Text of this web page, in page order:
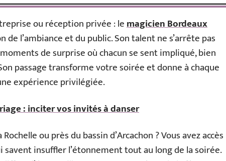
ou réception privée : lemagicien Bordeaux
l’ambiance et du public. Son talent ne s’arrête pas
de surprise où chacun se sent impliqué, bien
passage transforme votre soirée et donne à chaque
expérience privilégiée.
: inciter vos invités à danser
ou près du bassin d’Arcachon ? Vous avez accès
insuffler l’étonnement tout au long de la soirée.